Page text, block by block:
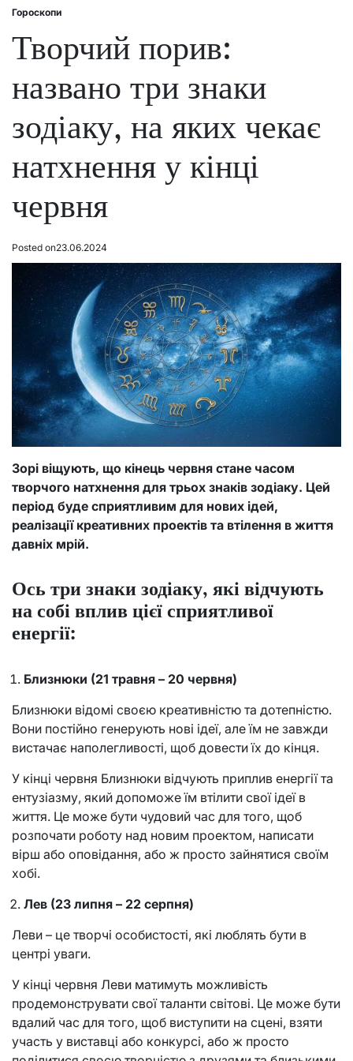
Posted
Гороскопи
Творчий порив:
названо три знаки
зодіаку, на яких чекає
натхнення у кінці
червня
Posted on23.06.2024
Зорі віщують, що кінець червня стане часом
творчого натхнення для трьох знаків зодіаку. Цей
період буде сприятливим для нових ідей,
реалізації креативних проектів та втілення в життя
давніх мрій.
Ось три знаки зодіаку, які відчують
на собі вплив цієї сприятливої
енергії:
Близнюки (21 травня – 20 червня)
Близнюки відомі своєю креативністю та дотепністю.
Вони постійно генерують нові ідеї, але їм не завжди
вистачає наполегливості, щоб довести їх до кінця.
У кінці червня Близнюки відчують приплив енергії та
ентузіазму, який допоможе їм втілити свої ідеї в
життя. Це може бути чудовий час для того, щоб
розпочати роботу над новим проектом, написати
вірш або оповідання, або ж просто зайнятися своїм
хобі.
Лев (23 липня – 22 серпня)
Леви – це творчі особистості, які люблять бути в
центрі уваги.
У кінці червня Леви матимуть можливість
продемонструвати свої таланти світові. Це може бути
вдалий час для того, щоб виступити на сцені, взяти
участь у виставці або конкурсі, або ж просто